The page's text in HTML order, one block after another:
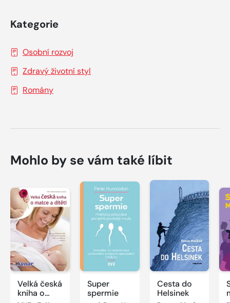
Kategorie
Osobní rozvoj
Zdravý životní styl
Romány
Mohlo by se vám také líbit
Velká česká
kniha o
Super
spermie
Cesta do
Helsinek